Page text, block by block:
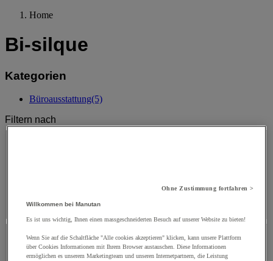
Home
Bi-silque
Kategorien
Büroausstattung(5)
Filtern nach
MARKE
PREIS
PREIS
Ohne Zustimmung fortfahren >
Willkommen bei Manutan
Es ist uns wichtig, Ihnen einen massgeschneiderten Besuch auf unserer Website zu bieten!
Wenn Sie auf die Schaltfläche "Alle cookies akzeptieren" klicken, kann unsere Plattform
über Cookies Informationen mit Ihrem Browser austauschen. Diese Informationen
ermöglichen es unserem Marketingteam und unseren Internetpartnern, die Leistung